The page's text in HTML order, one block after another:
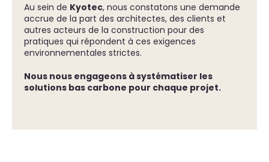
Au sein de Kyotec, nous constatons une demande
accrue de la part des architectes, des clients et
autres acteurs de la construction pour des
pratiques qui répondent à ces exigences
environnementales strictes.
Nous nous engageons à systématiser les
solutions bas carbone pour chaque projet.